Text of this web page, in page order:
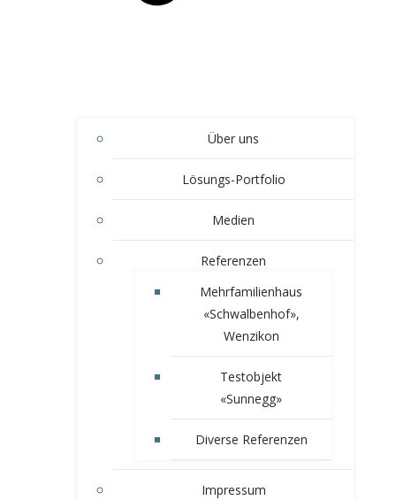
Über uns
Lösungs-Portfolio
Medien
Referenzen
Mehrfamilienhaus
«Schwalbenhof»,
Wenzikon
Testobjekt
«Sunnegg»
Diverse Referenzen
Impressum